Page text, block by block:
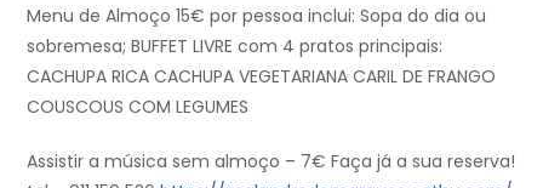
Menu de Almoço 15€ por pessoa inclui: Sopa do dia ou
sobremesa; BUFFET LIVRE com 4 pratos principais:
CACHUPA RICA CACHUPA VEGETARIANA CARIL DE FRANGO
COUSCOUS COM LEGUMES
Assistir a música sem almoço – 7€ Faça já a sua reserva!